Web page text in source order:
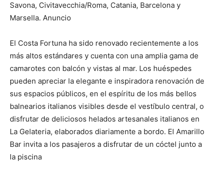
Savona, Civitavecchia/Roma, Catania, Barcelona y
Marsella. Anuncio
El Costa Fortuna ha sido renovado recientemente a los
más altos estándares y cuenta con una amplia gama de
camarotes con balcón y vistas al mar. Los huéspedes
pueden apreciar la elegante e inspiradora renovación de
sus espacios públicos, en el espíritu de los más bellos
balnearios italianos visibles desde el vestíbulo central, o
disfrutar de deliciosos helados artesanales italianos en
La Gelateria, elaborados diariamente a bordo. El Amarillo
Bar invita a los pasajeros a disfrutar de un cóctel junto a
la piscina